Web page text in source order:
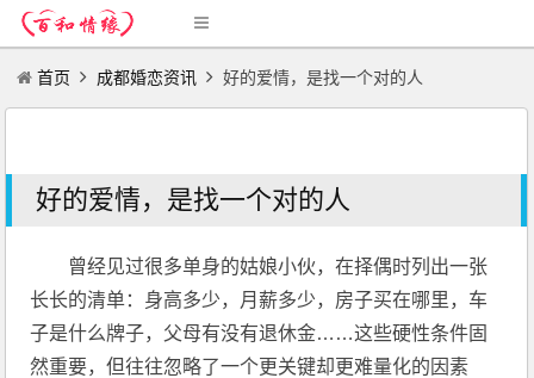
首页 成都婚恋资讯 好的爱情，是找一个对的人
好的爱情，是找一个对的人
曾经见过很多单身的姑娘小伙，在择偶时列出一张
长长的清单：身高多少，月薪多少，房子买在哪里，车
子是什么牌子，父母有没有退休金……这些硬性条件固
然重要，但往往忽略了一个更关键却更难量化的因素